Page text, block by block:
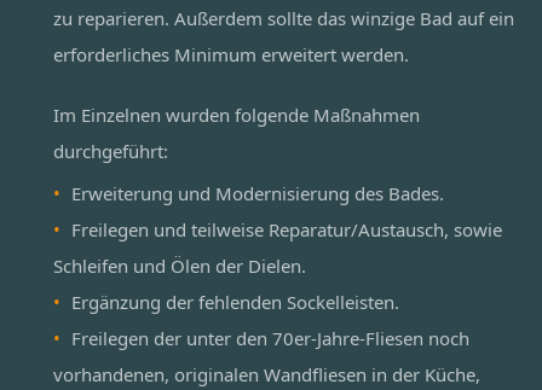
zu reparieren. Außerdem sollte das winzige Bad auf ein
erforderliches Minimum erweitert werden.
Im Einzelnen wurden folgende Maßnahmen
durchgeführt:
Erweiterung und Modernisierung des Bades.
Freilegen und teilweise Reparatur/Austausch, sowie
Schleifen und Ölen der Dielen.
Ergänzung der fehlenden Sockelleisten.
Freilegen der unter den 70er-Jahre-Fliesen noch
vorhandenen, originalen Wandfliesen in der Küche,